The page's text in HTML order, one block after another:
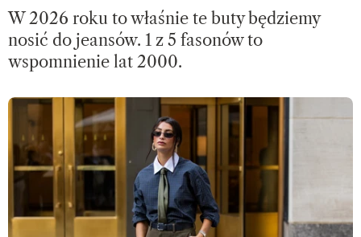
W 2026 roku to właśnie te buty będziemy
nosić do jeansów. 1 z 5 fasonów to
wspomnienie lat 2000.